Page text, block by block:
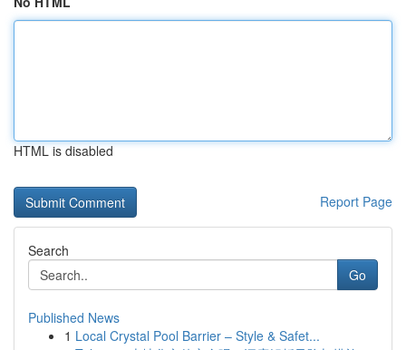
HTML is disabled
Report Page
Search
Go
Published News
1 Local Crystal Pool Barrier – Style & Safet...